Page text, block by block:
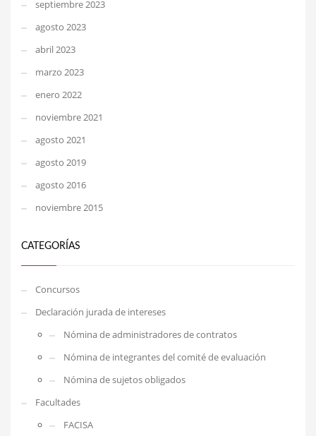
septiembre 2023
agosto 2023
abril 2023
marzo 2023
enero 2022
noviembre 2021
agosto 2021
agosto 2019
agosto 2016
noviembre 2015
CATEGORÍAS
Concursos
Declaración jurada de intereses
Nómina de administradores de contratos
Nómina de integrantes del comité de evaluación
Nómina de sujetos obligados
Facultades
FACISA